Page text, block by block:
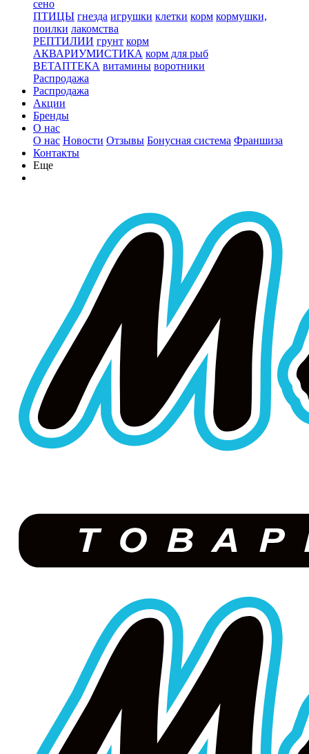
сено
ПТИЦЫ гнезда игрушки клетки корм кормушки,
поилки лакомства
РЕПТИЛИИ грунт корм
АКВАРИУМИСТИКА корм для рыб
ВЕТАПТЕКА витамины воротники
Распродажа
Распродажа
Акции
Бренды
О нас
О нас Новости Отзывы Бонусная система Франшиза
Контакты
Еще